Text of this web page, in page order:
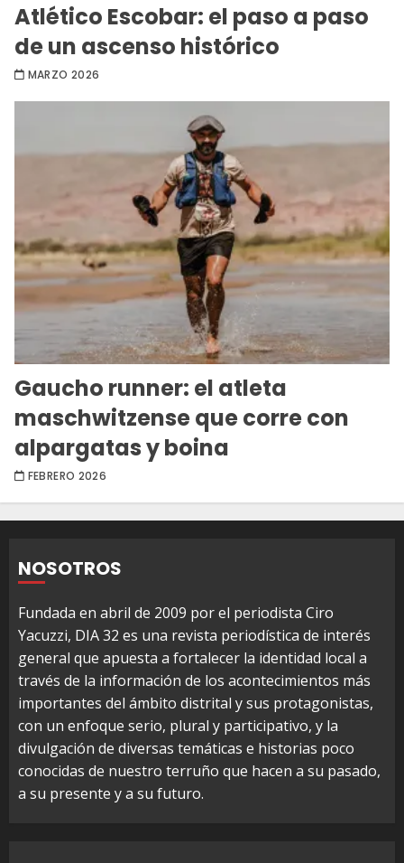
Atlético Escobar: el paso a paso
de un ascenso histórico
MARZO 2026
Gaucho runner: el atleta
maschwitzense que corre con
alpargatas y boina
FEBRERO 2026
NOSOTROS
Fundada en abril de 2009 por el periodista Ciro
Yacuzzi, DIA 32 es una revista periodística de interés
general que apuesta a fortalecer la identidad local a
través de la información de los acontecimientos más
importantes del ámbito distrital y sus protagonistas,
con un enfoque serio, plural y participativo, y la
divulgación de diversas temáticas e historias poco
conocidas de nuestro terruño que hacen a su pasado,
a su presente y a su futuro.